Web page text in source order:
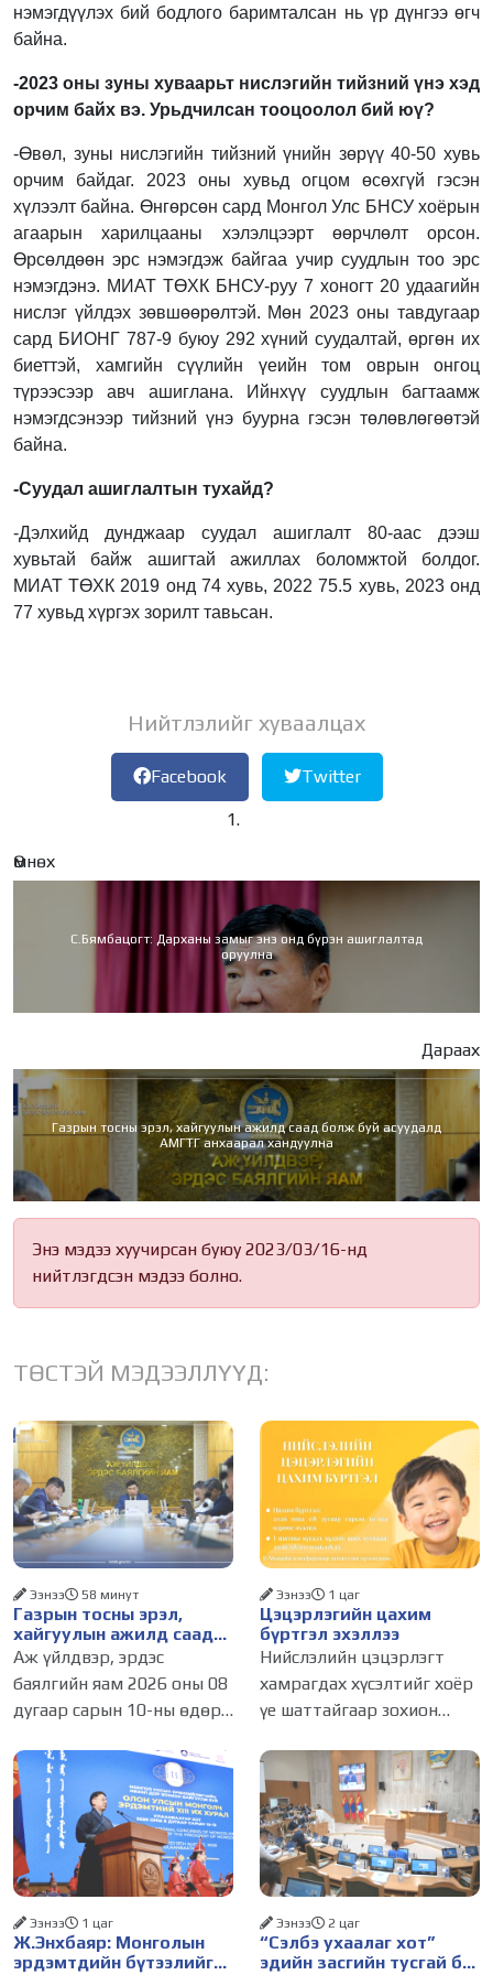
нэмэгдүүлэх бий бодлого баримталсан нь үр дүнгээ өгч
байна.
-2023 оны зуны хуваарьт нислэгийн тийзний үнэ хэд
орчим байх вэ. Урьдчилсан тооцоолол бий юү?
-Өвөл, зуны нислэгийн тийзний үнийн зөрүү 40-50 хувь
орчим байдаг. 2023 оны хувьд огцом өсөхгүй гэсэн
хүлээлт байна. Өнгөрсөн сард Монгол Улс БНСУ хоёрын
агаарын харилцааны хэлэлцээрт өөрчлөлт орсон.
Өрсөлдөөн эрс нэмэгдэж байгаа учир суудлын тоо эрс
нэмэгдэнэ. МИАТ ТӨХК БНСУ-руу 7 хоногт 20 удаагийн
нислэг үйлдэх зөвшөөрөлтэй. Мөн 2023 оны тавдугаар
сард БИОНГ 787-9 буюу 292 хүний суудалтай, өргөн их
биеттэй, хамгийн сүүлийн үеийн том оврын онгоц
түрээсээр авч ашиглана. Ийнхүү суудлын багтаамж
нэмэгдсэнээр тийзний үнэ буурна гэсэн төлөвлөгөөтэй
байна.
-Суудал ашиглалтын тухайд?
-Дэлхийд дунджаар суудал ашиглалт 80-аас дээш
хувьтай байж ашигтай ажиллах боломжтой болдог.
МИАТ ТӨХК 2019 онд 74 хувь, 2022 75.5 хувь, 2023 онд
77 хувьд хүргэх зорилт тавьсан.
Нийтлэлийг хуваалцах
Facebook Twitter
Өмнөх
С.Бямбацогт: Дарханы замыг энэ онд бүрэн ашиглалтад
оруулна
Дараах
Газрын тосны эрэл, хайгуулын ажилд саад болж буй асуудалд
АМГТГ анхаарал хандуулна
Энэ мэдээ хуучирсан буюу 2023/03/16-нд
нийтлэгдсэн мэдээ болно.
ТӨСТЭЙ МЭДЭЭЛЛҮҮД:
Газрын тосны эрэл,
хайгуулын ажилд саад
болж буй асуудалд
АМГТГ анхаарал
хандуулна
Ээнээ 58 минут
Аж үйлдвэр, эрдэс
баялгийн яам 2026 оны 08
дугаар сарын 10-ны өдөр
хуралдаанаа зохион
байгуулж, салбарын
ажлуудын хэрэгжилт,
тулгамдсан асуудлуудыг
хэлэлцлээ. Хурлыг Төрийн
нарийн
Цэцэрлэгийн цахим
бүртгэл эхэллээ
Ээнээ 1 цаг
Нийслэлийн цэцэрлэгт
хамрагдах хүсэлтийг хоёр
үе шаттайгаар зохион
элсэлтийн бүртгэл
өнөөдөр буюу 2026 оны 8
дугаар сарын 10-ны
өдрийн 09:00 цагт эхэллээ.
Нэгдүгээр шатны
Ж.Энхбаяр: Монголын
эрдэмтдийн бүтээлийг
Ээнээ 1 цаг
“Сэлбэ ухаалаг хот”
эдийн засгийн тусгай бүс
Ээнээ 2 цаг